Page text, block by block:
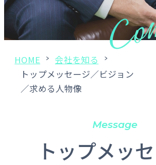
メールで応募
電話でのお問い合わ
052-931-
営業時間 平日8:00~17:00
HOME
会社を知る
トップメッセージ／ビジョン
／求める人物像
Message
トップメッ